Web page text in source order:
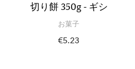
切り餅 350g - ギシ
お菓子
€5.23